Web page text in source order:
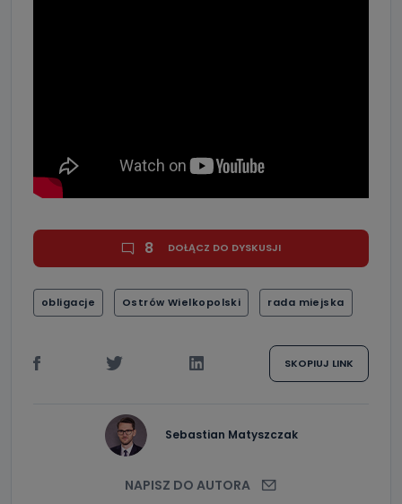
8 DOŁĄCZ DO DYSKUSJI
obligacje Ostrów Wielkopolski rada miejska
SKOPIUJ LINK
Sebastian Matyszczak
NAPISZ DO AUTORA